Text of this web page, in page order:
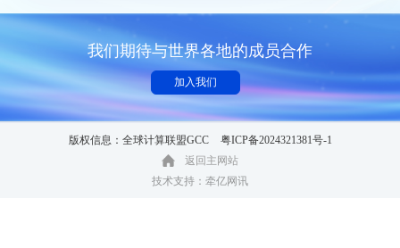
我们期待与世界各地的成员合作
加入我们
版权信息：全球计算联盟GCC
粤ICP备2024321381号-1
返回主网站
技术支持：牵亿网讯